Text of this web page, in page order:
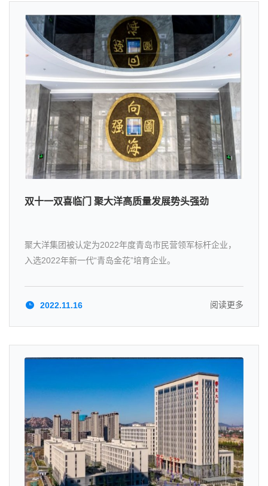
双十一双喜临门 聚大洋高质量发展势头强劲
聚大洋集团被认定为2022年度青岛市民营领军标杆企业，
入选2022年新一代“青岛金花”培育企业。
2022.11.16 阅读更多